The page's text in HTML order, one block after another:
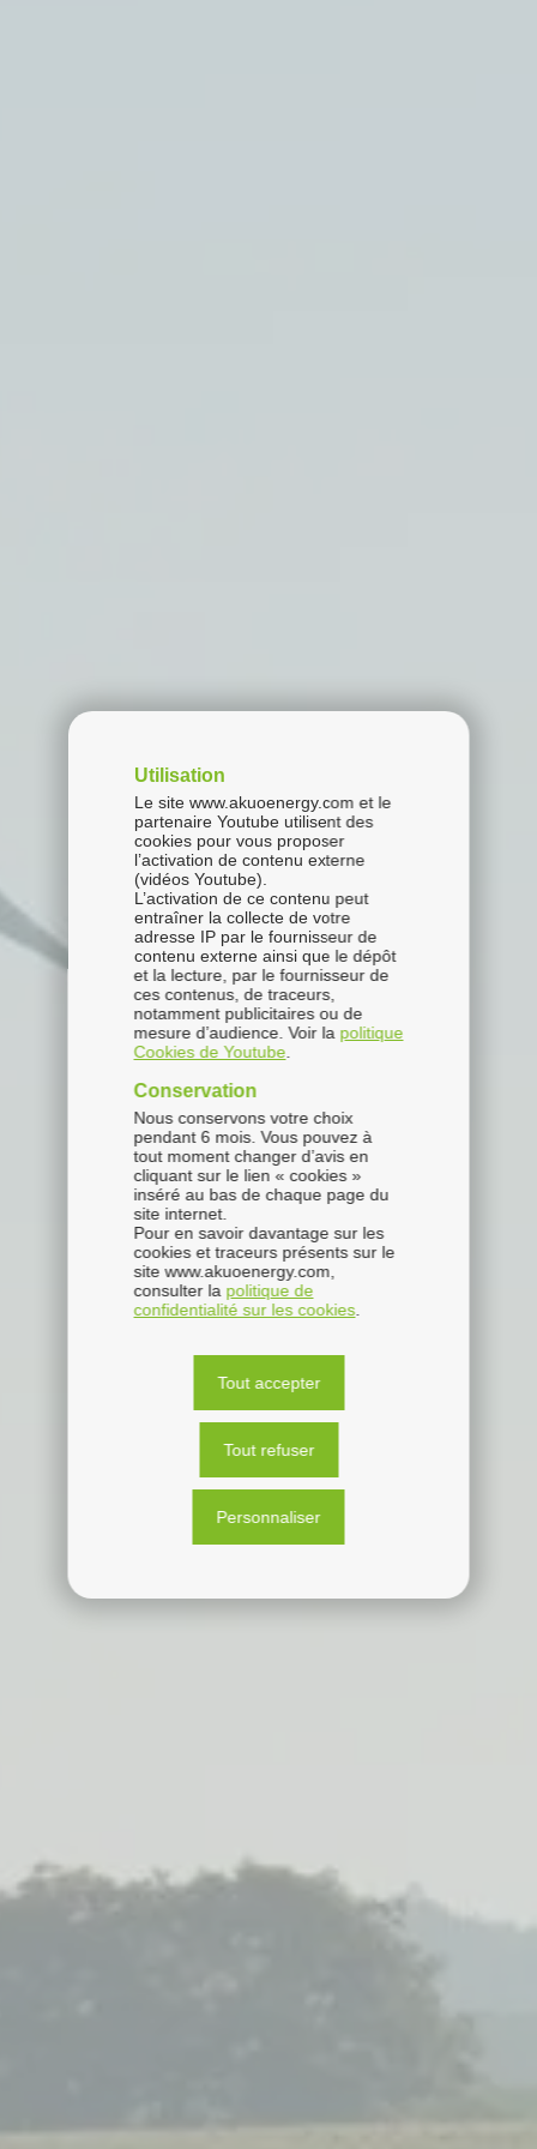
Utilisation
Le site www.akuoenergy.com et le
partenaire Youtube utilisent des
cookies pour vous proposer
l’activation de contenu externe
(vidéos Youtube).
L’activation de ce contenu peut
entraîner la collecte de votre
adresse IP par le fournisseur de
contenu externe ainsi que le dépôt
et la lecture, par le fournisseur de
ces contenus, de traceurs,
notamment publicitaires ou de
mesure d’audience. Voir la politique
Cookies de Youtube
Conservation
Nous conservons votre choix
pendant 6 mois. Vous pouvez à
tout moment changer d’avis en
cliquant sur le lien « cookies »
inséré au bas de chaque page du
site internet.
Pour en savoir davantage sur les
cookies et traceurs présents sur le
site www.akuoenergy.com,
consulter la politique de
confidentialité sur les cookies.
Tout accepter
Tout refuser
Personnaliser